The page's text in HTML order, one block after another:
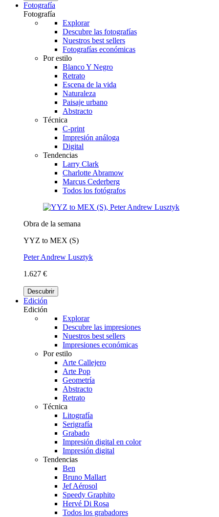
Fotografía
Fotografía
Explorar
Descubre las fotografías
Nuestros best sellers
Fotografías económicas
Por estilo
Blanco Y Negro
Retrato
Escena de la vida
Naturaleza
Paisaje urbano
Abstracto
Técnica
C-print
Impresión análoga
Digital
Tendencias
Larry Clark
Charlotte Abramow
Marcus Cederberg
Todos los fotógrafos
Obra de la semana
YYZ to MEX (S)
Peter Andrew Lusztyk
1.627 €
Descubrir
Edición
Edición
Explorar
Descubre las impresiones
Nuestros best sellers
Impresiones económicas
Por estilo
Arte Callejero
Arte Pop
Geometría
Abstracto
Retrato
Técnica
Litografía
Serigrafía
Grabado
Impresión digital en color
Impresión digital
Tendencias
Ben
Bruno Mallart
Jef Aérosol
Speedy Graphito
Hervé Di Rosa
Todos los grabadores